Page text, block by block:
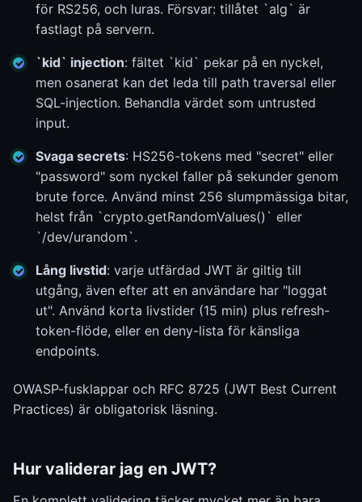
för RS256, och luras. Försvar: tillåtet `alg` är
fastlagt på servern.
`kid` injection: fältet `kid` pekar på en nyckel,
men osanerat kan det leda till path traversal eller
SQL-injection. Behandla värdet som untrusted
input.
Svaga secrets: HS256-tokens med "secret" eller
"password" som nyckel faller på sekunder genom
brute force. Använd minst 256 slumpmässiga bitar,
helst från `crypto.getRandomValues()` eller
`/dev/urandom`.
Lång livstid: varje utfärdad JWT är giltig till
utgång, även efter att en användare har "loggat
ut". Använd korta livstider (15 min) plus refresh-
token-flöde, eller en deny-lista för känsliga
endpoints.
OWASP-fusklappar och RFC 8725 (JWT Best Current
Practices) är obligatorisk läsning.
Hur validerar jag en JWT?